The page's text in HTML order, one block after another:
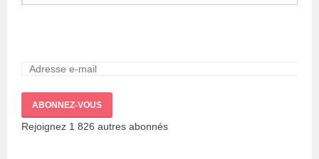
ABONNEZ-VOUS
Rejoignez 1 826 autres abonnés